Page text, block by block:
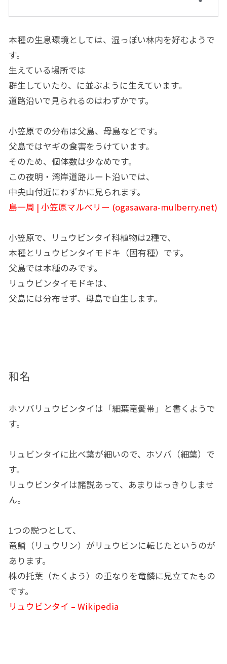
本種の生息環境としては、湿っぽい林内を好むようで
す。
生えている場所では
群生していたり、に並ぶように生えています。
道路沿いで見られるのはわずかです。
小笠原での分布は父島、母島などです。
父島ではヤギの食害をうけています。
そのため、個体数は少なめです。
この夜明・湾岸道路ルート沿いでは、
中央山付近にわずかに見られます。
島一周 | 小笠原マルベリー (ogasawara-mulberry.net)
小笠原で、リュウビンタイ科植物は2種で、
本種とリュウビンタイモドキ（固有種）です。
父島では本種のみです。
リュウビンタイモドキは、
父島には分布せず、母島で自生します。
和名
ホソバリュウビンタイは「細葉竜鬢帯」と書くようで
す。
リュビンタイに比べ葉が細いので、ホソバ（細葉）で
す。
リュウビンタイは諸説あって、あまりはっきりしませ
ん。
1つの説つとして、
竜鱗（リュウリン）がリュウビンに転じたというのが
あります。
株の托葉（たくよう）の重なりを竜鱗に見立てたもの
です。
リュウビンタイ – Wikipedia